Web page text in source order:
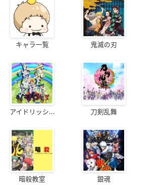
キャラ一覧 鬼滅の刃
アイドリッシ... 刀剣乱舞
暗殺教室 銀魂